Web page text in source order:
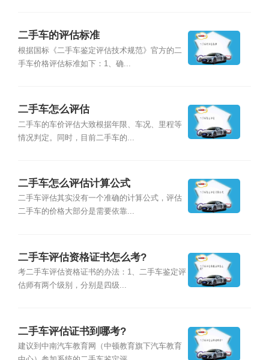
二手车的评估标准
根据国标《二手车鉴定评估技术规范》官方的二
手车价格评估标准如下：1、确...
二手车怎么评估
二手车的车价评估大致根据年限、车况、里程等
情况判定。同时，目前二手车的...
二手车怎么评估计算公式
二手车评估其实没有一个准确的计算公式，评估
二手车的价格大部分是需要依靠...
二手车评估资格证书怎么考?
考二手车评估资格证书的办法：1、二手车鉴定评
估师有两个级别，分别是四级...
二手车评估证书到哪考?
建议到中南汽车教育网（中顿教育旗下汽车教育